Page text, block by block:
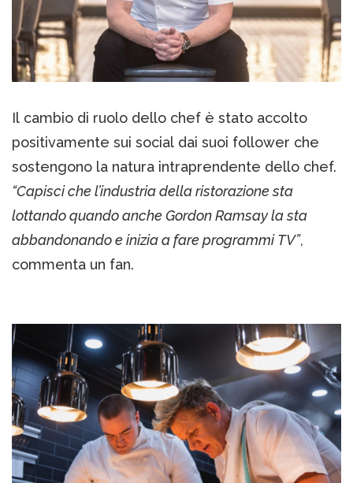
Il cambio di ruolo dello chef è stato accolto
positivamente sui social dai suoi follower che
sostengono la natura intraprendente dello chef.
“Capisci che l’industria della ristorazione sta
lottando quando anche Gordon Ramsay la sta
abbandonando e inizia a fare programmi TV”,
commenta un fan.